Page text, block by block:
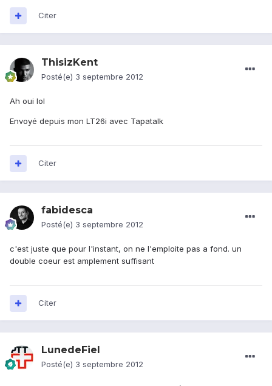
Citer
ThisizKent
Posté(e) 3 septembre 2012
Ah oui lol
Envoyé depuis mon LT26i avec Tapatalk
Citer
fabidesca
Posté(e) 3 septembre 2012
c'est juste que pour l'instant, on ne l'emploite pas a fond. un
double coeur est amplement suffisant
Citer
LunedeFiel
Posté(e) 3 septembre 2012